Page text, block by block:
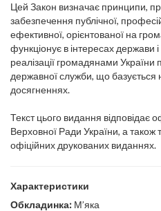
Цей Закон визначає принципи,
забезпечення публічної,
ефективної, орієнтованої на
функціонує в інтересах держави
реалізації громадянами України
державної служби, що базується
досягненнях.
Текст цього видання відповідає
Верховної Ради України, а також
офіційних друкованих виданнях.
Характеристики
Обкладинка: М’яка